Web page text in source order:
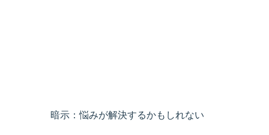
暗示：悩みが解決するかもしれない